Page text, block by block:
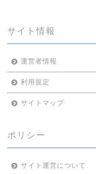
サイト情報
運営者情報
利用規定
サイトマップ
ポリシー
サイト運営について